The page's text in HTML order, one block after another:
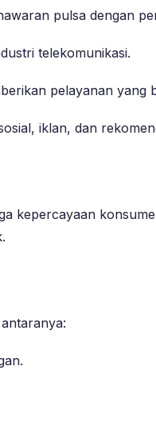
pulsa dengan
telekomunikasi.
pelayanan yang
iklan, dan
kepercayaan